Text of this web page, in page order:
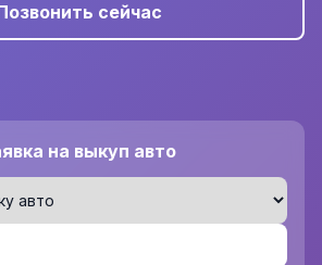
сейчас
на выкуп авто